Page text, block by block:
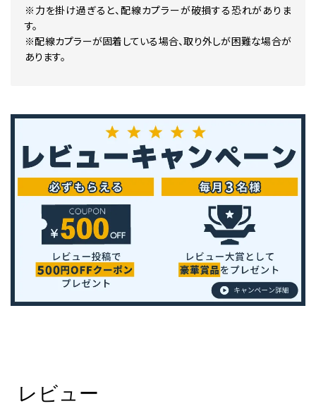
※力を掛け過ぎると、配線カプラーが破損する恐れがありま
す。
※配線カプラーが固着している場合、取り外しが困難な場合が
あります。
レビュー